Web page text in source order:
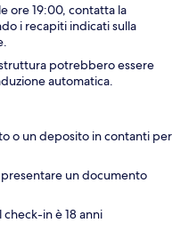
ore 19:00, contatta la
i recapiti indicati sulla
potrebbero essere
automatica.
o un deposito in contanti per
un documento
in è 18 anni